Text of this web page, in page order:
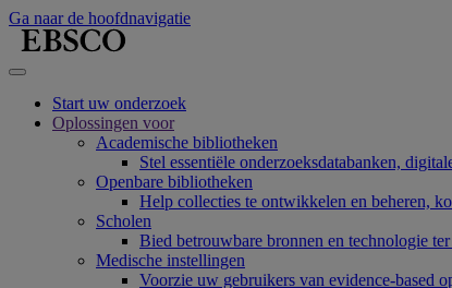
Ga naar de hoofdnavigatie
Start uw onderzoek
Oplossingen voor
Academische bibliotheken
Stel essentiële onderzoeksdatabanken,
Openbare bibliotheken
Help collecties te ontwikkelen en beheren,
Scholen
Bied betrouwbare bronnen en technologie
Medische instellingen
Voorzie uw gebruikers van evidence-based